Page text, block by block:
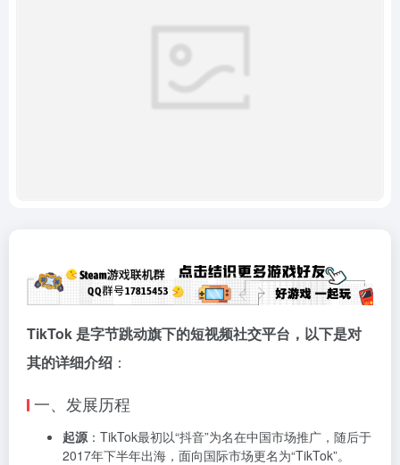
TikTok 是字节跳动旗下的短视频社交平台，以下是对
其的详细介绍 ：
一、发展历程
起源 ：TikTok最初以“抖音”为名在中国市场推广，随后于
2017年下半年出海，面向国际市场更名为“TikTok”。